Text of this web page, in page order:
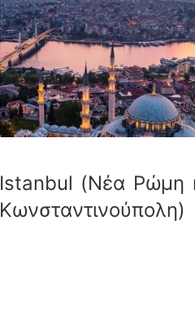
Istanbul (Νέα Ρώμη
Κωνσταντινούπολη)